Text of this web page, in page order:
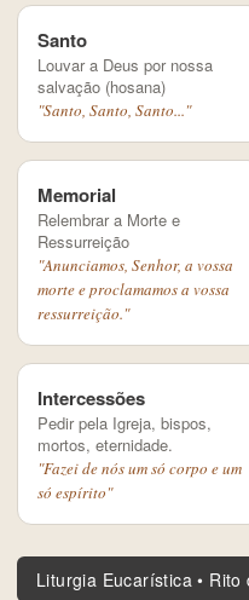
Santo
Louvar a Deus por nossa
salvação (hosana)
"Santo, Santo, Santo..."
Memorial
Relembrar a Morte e
Ressurreição
"Anunciamos, Senhor, a vossa
morte e proclamamos a vossa
ressurreição."
Intercessões
Pedir pela Igreja, bispos,
mortos, eternidade.
"Fazei de nós um só corpo e um
só espírito"
Liturgia Eucarística • Rito